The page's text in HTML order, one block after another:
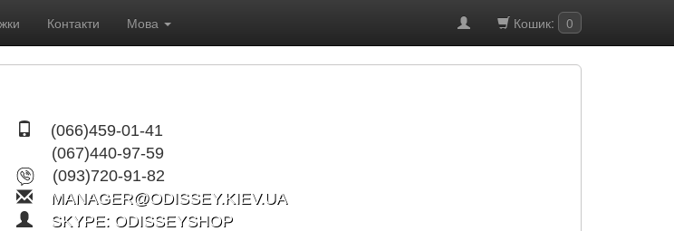
Контакти Мова Кошик: 0
(066)459-01-41
(067)440-97-59
(093)720-91-82
MANAGER@ODISSEY.KIEV.UA
SKYPE: ODISSEYSHOP